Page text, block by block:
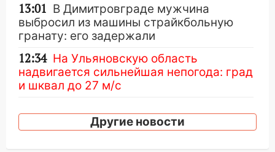
13:01 В Димитровграде мужчина
выбросил из машины страйкбольную
гранату: его задержали
12:34 На Ульяновскую область
надвигается сильнейшая непогода: град
и шквал до 27 м/с
из Европы и потерял 760 тысяч рублей
Другие новости